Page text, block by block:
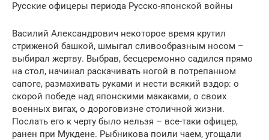
Русские офицеры периода Русско-японской войны
Василий Александрович некоторое время крутил
стриженой башкой, шмыгал сливообразным носом –
выбирал жертву. Выбрав, бесцеремонно садился прямо
на стол, начинал раскачивать ногой в потрепанном
сапоге, размахивать руками и нести всякий вздор: о
скорой победе над японскими макаками, о своих
военных вигах, о дороговизне столичной жизни.
Послать его к черту было нельзя – все-таки офицер,
ранен при Мукдене. Рыбникова поили чаем, угощали